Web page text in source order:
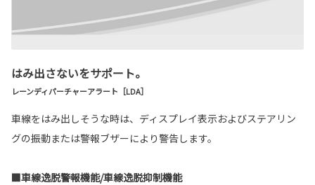
はみ出さないをサポート。
レーンディパーチャーアラート［LDA］
車線をはみ出しそうな時は、ディスプレイ表示およびステアリン
グの振動または警報ブザーにより警告します。
■車線逸脱警報機能/車線逸脱抑制機能